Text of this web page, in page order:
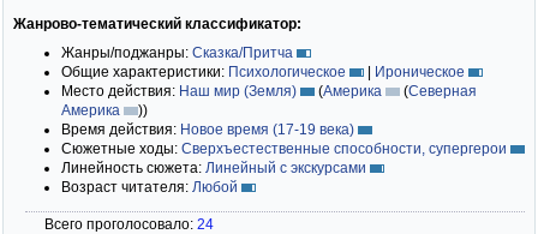
Жанрово-тематический классификатор:
Жанры/поджанры: Сказка/Притча
Общие характеристики: Психологическое | Ироническое
Место действия: Наш мир (Земля) (Америка (Северная
Америка
))
Время действия: Новое время (17-19 века)
Сюжетные ходы: Сверхъестественные способности, супергерои
Линейность сюжета: Линейный с экскурсами
Возраст читателя: Любой
Всего проголосовало: 24